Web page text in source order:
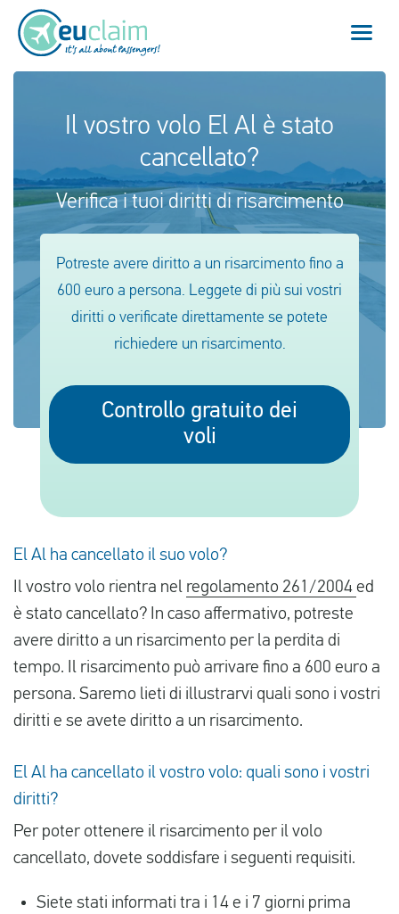
Controlla il risarcimento
Contattate
Italiano
Volo cancellato
Mancata coincidenza
Il nostro servizio
Effettua il login
Il vostro volo El Al è stato
cancellato?
Verifica i tuoi diritti di risarcimento
Potreste avere diritto a un risarcimento fino a
600 euro a persona. Leggete di più sui vostri
diritti o verificate direttamente se potete
richiedere un risarcimento.
Controllo gratuito dei
voli
El Al ha cancellato il suo volo?
Il vostro volo rientra nel regolamento 261/2004 ed
è stato cancellato? In caso affermativo, potreste
avere diritto a un risarcimento per la perdita di
tempo. Il risarcimento può arrivare fino a 600 euro a
persona. Saremo lieti di illustrarvi quali sono i vostri
diritti e se avete diritto a un risarcimento.
El Al ha cancellato il vostro volo: quali sono i vostri
diritti?
Per poter ottenere il risarcimento per il volo
cancellato, dovete soddisfare i seguenti requisiti.
Siete stati informati tra i 14 e i 7 giorni prima